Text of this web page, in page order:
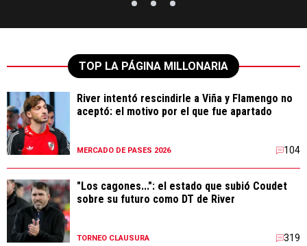
TOP LA PÁGINA MILLONARIA
River intentó rescindirle a Viña y Flamengo no
aceptó: el motivo por el que fue apartado
MERCADO DE PASES 2026 104
"Los cagones...": el estado que subió Coudet
sobre su futuro como DT de River
TORNEO CLAUSURA 319